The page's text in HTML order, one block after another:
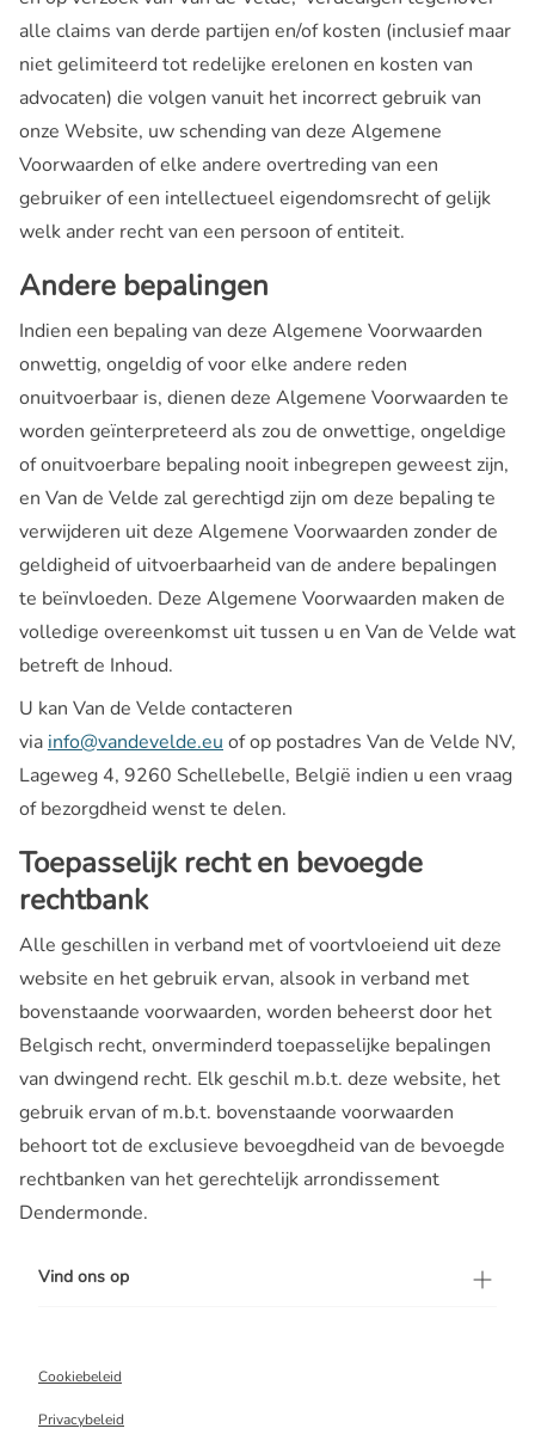
alle claims van derde partijen en/of kosten (inclusief maar
niet gelimiteerd tot redelijke erelonen en kosten van
advocaten) die volgen vanuit het incorrect gebruik van
onze Website, uw schending van deze Algemene
Voorwaarden of elke andere overtreding van een
gebruiker of een intellectueel eigendomsrecht of gelijk
welk ander recht van een persoon of entiteit.
Andere bepalingen
Indien een bepaling van deze Algemene Voorwaarden
onwettig, ongeldig of voor elke andere reden
onuitvoerbaar is, dienen deze Algemene Voorwaarden te
worden geïnterpreteerd als zou de onwettige, ongeldige
of onuitvoerbare bepaling nooit inbegrepen geweest zijn,
en Van de Velde zal gerechtigd zijn om deze bepaling te
verwijderen uit deze Algemene Voorwaarden zonder de
geldigheid of uitvoerbaarheid van de andere bepalingen
te beïnvloeden. Deze Algemene Voorwaarden maken de
volledige overeenkomst uit tussen u en Van de Velde wat
betreft de Inhoud.
U kan Van de Velde contacteren
via info@vandevelde.eu of op postadres Van de Velde NV,
Lageweg 4, 9260 Schellebelle, België indien u een vraag
of bezorgdheid wenst te delen.
Toepasselijk recht en bevoegde
rechtbank
Alle geschillen in verband met of voortvloeiend uit deze
website en het gebruik ervan, alsook in verband met
bovenstaande voorwaarden, worden beheerst door het
Belgisch recht, onverminderd toepasselijke bepalingen
van dwingend recht. Elk geschil m.b.t. deze website, het
gebruik ervan of m.b.t. bovenstaande voorwaarden
behoort tot de exclusieve bevoegdheid van de bevoegde
rechtbanken van het gerechtelijk arrondissement
Dendermonde.
Vind ons op
Cookiebeleid
Privacybeleid